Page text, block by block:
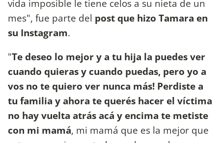
vida imposible le tiene celos a su nieta de un
mes", fue parte del post que hizo Tamara en
su Instagram.
"Te deseo lo mejor y a tu hija la puedes ver
cuando quieras y cuando puedas, pero yo a
vos no te quiero ver nunca más! Perdiste a
tu familia y ahora te querés hacer el víctima
no hay vuelta atrás acá y encima te metiste
con mi mamá, mi mamá que es la mejor que